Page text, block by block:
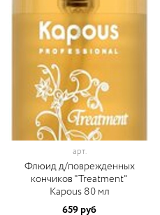
арт.
Флюид д/поврежденных
кончиков "Treatment"
Kapous 80 мл
659 руб